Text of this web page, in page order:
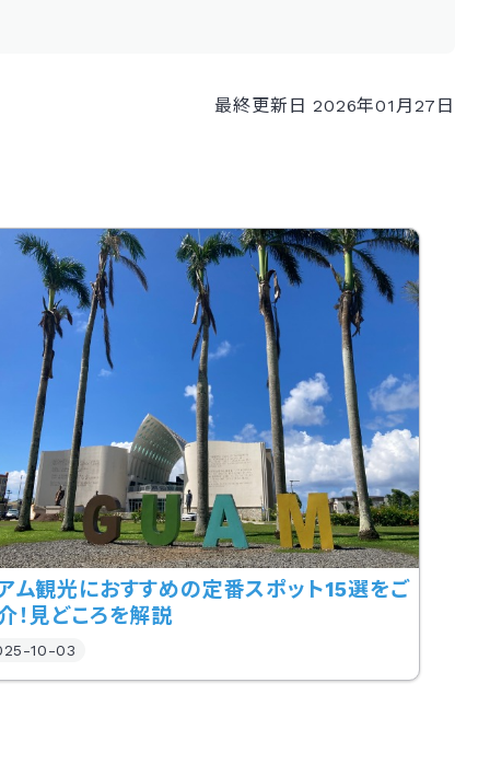
最終更新日 2026年01月27日
ム観光におすすめの定番スポット15選をご
！見どころを解説
10-03